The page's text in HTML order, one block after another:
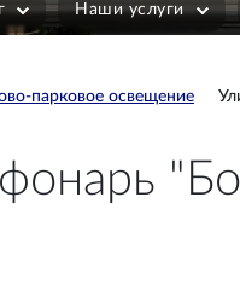
Наши услуги
парковое освещение